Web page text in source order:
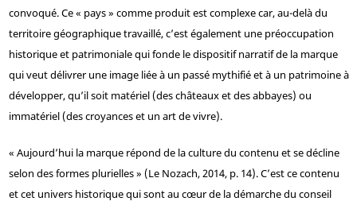
convoqué. Ce « pays » comme produit est complexe car, au-delà du
territoire géographique travaillé, c’est également une préoccupation
historique et patrimoniale qui fonde le dispositif narratif de la marque
qui veut délivrer une image liée à un passé mythifié et à un patrimoine à
développer, qu’il soit matériel (des châteaux et des abbayes) ou
immatériel (des croyances et un art de vivre).
« Aujourd’hui la marque répond de la culture du contenu et se décline
selon des formes plurielles » (Le Nozach, 2014, p. 14). C’est ce contenu
et cet univers historique qui sont au cœur de la démarche du conseil